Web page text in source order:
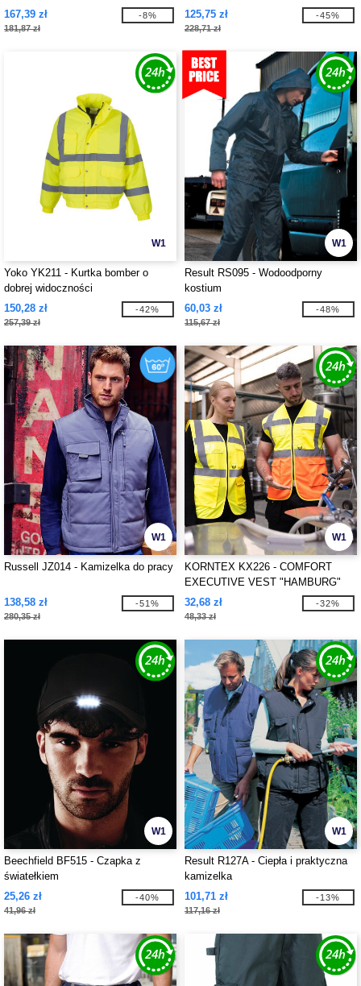
167,39 zł
181,87 zł
-8% 125,75 zł
228,71 zł
-45%
W1
Yoko YK211 - Kurtka bomber o
dobrej widoczności
150,28 zł
257,39 zł
-42%
W1
Result RS095 - Wodoodporny
kostium
60,03 zł
115,67 zł
-48%
W1
Russell JZ014 - Kamizelka do pracy
138,58 zł
280,35 zł
-51%
W1
KORNTEX KX226 - COMFORT
EXECUTIVE VEST "HAMBURG"
32,68 zł
48,33 zł
-32%
W1
Beechfield BF515 - Czapka z
światełkiem
25,26 zł
41,96 zł
-40%
W1
Result R127A - Ciepła i praktyczna
kamizelka
101,71 zł
117,16 zł
-13%